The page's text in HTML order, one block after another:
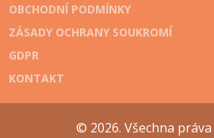
OBCHODNÍ PODMÍNKY
ZÁSADY OCHRANY SOUKROMÍ
GDPR
KONTAKT
© 2026. Všechna